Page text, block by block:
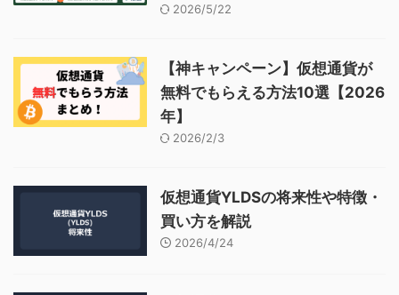
2026/5/22
【神キャンペーン】仮想通貨が
無料でもらえる方法10選【2026
年】
2026/2/3
仮想通貨YLDSの将来性や特徴・
買い方を解説
2026/4/24